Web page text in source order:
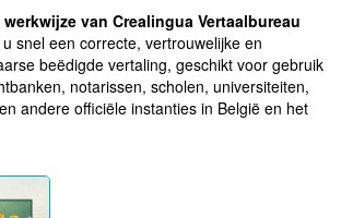
van Crealingua Vertaalbureau
snel een correcte, vertrouwelijke en
beëdigde vertaling, geschikt voor gebruik
notarissen, scholen, universiteiten,
andere officiële instanties in België en het